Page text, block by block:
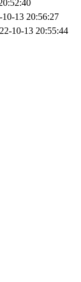
10-13 20:56:27
10-13 20:55:44